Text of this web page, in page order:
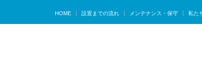
HOME 設置までの流れ メンテナンス・保守 私た